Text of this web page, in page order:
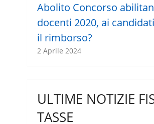
Abolito Concorso
docenti 2020, ai
il rimborso?
2 Aprile 2024
ULTIME NOTIZIE
TASSE